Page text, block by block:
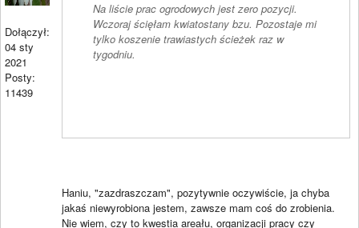
Dołączył:
04 sty
2021
Posty:
11439
Na liście prac ogrodowych jest zero pozycji.
Wczoraj ścięłam kwiatostany bzu. Pozostaje mi
tylko koszenie trawiastych ścieżek raz w
tygodniu.
Haniu, "zazdraszczam", pozytywnie oczywiście, ja chyba
jakaś niewyrobiona jestem, zawsze mam coś do zrobienia.
Nie wiem, czy to kwestia areału, organizacji pracy czy